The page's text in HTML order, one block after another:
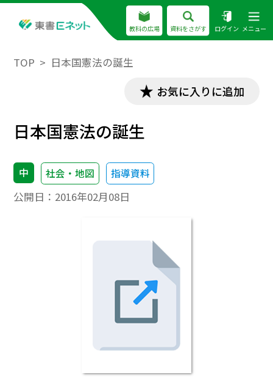
教科の広場 資料をさがす ログイン メニュー
TOP 日本国憲法の誕生
お気に入りに追加
日本国憲法の誕生
中 社会・地図 指導資料
公開日： 2016年02月08日